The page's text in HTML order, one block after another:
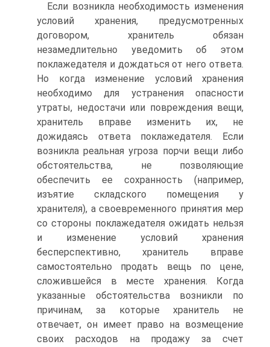
Если возникла необходимость изменения
условий хранения, предусмотренных
договором, хранитель обязан
незамедлительно уведомить об этом
поклажедателя и дождаться от него ответа.
Но когда изменение условий хранения
необходимо для устранения опасности
утраты, недостачи или повреждения вещи,
хранитель вправе изменить их, не
дожидаясь ответа поклажедателя. Если
возникла реальная угроза порчи вещи либо
обстоятельства, не позволяющие
обеспечить ее сохранность (например,
изъятие складского помещения у
хранителя), а своевременного принятия мер
со стороны поклажедателя ожидать нельзя
и изменение условий хранения
бесперспективно, хранитель вправе
самостоятельно продать вещь по цене,
сложившейся в месте хранения. Когда
указанные обстоятельства возникли по
причинам, за которые хранитель не
отвечает, он имеет право на возмещение
своих расходов на продажу за счет